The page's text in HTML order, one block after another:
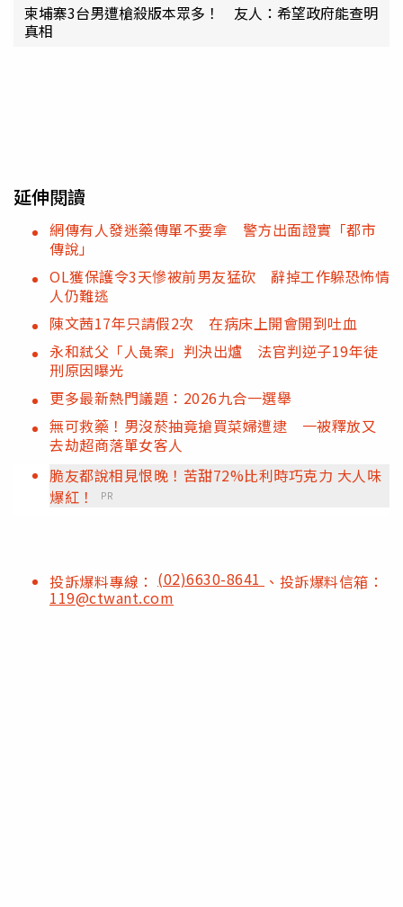
柬埔寨3台男遭槍殺版本眾多！ 友人：希望政府能查明
真相
延伸閱讀
網傳有人發迷藥傳單不要拿 警方出面證實「都市
傳說」
OL獲保護令3天慘被前男友猛砍 辭掉工作躲恐怖情
人仍難逃
陳文茜17年只請假2次 在病床上開會開到吐血
永和弒父「人彘案」判決出爐 法官判逆子19年徒
刑原因曝光
更多最新熱門議題：2026九合一選舉
無可救藥！男沒菸抽竟搶買菜婦遭逮 一被釋放又
去劫超商落單女客人
脆友都說相見恨晚！苦甜72%比利時巧克力 大人味
爆紅！
PR
投訴爆料專線： (02)6630-8641 、投訴爆料信箱：
119@ctwant.com